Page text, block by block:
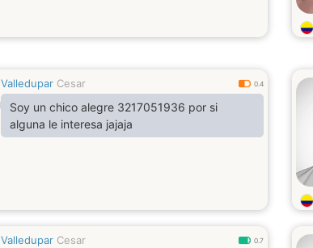
Valledupar Cesar 0.4
Soy un chico alegre 3217051936 por si
alguna le interesa jajaja
Valledupar Cesar 0.7